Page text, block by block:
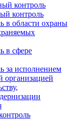
контроль
контроль
в области охраны
в сфере
за исполнением
организацией